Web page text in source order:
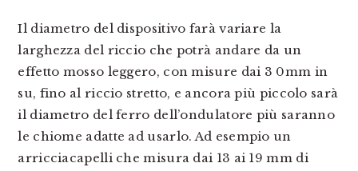
Il diametro del dispositivo farà variare la
larghezza del riccio che potrà andare da un
effetto mosso leggero, con misure dai 3 0mm in
su, fino al riccio stretto, e ancora più piccolo sarà
il diametro del ferro dell’ondulatore più saranno
le chiome adatte ad usarlo. Ad esempio un
arricciacapelli che misura dai 13 ai 19 mm di